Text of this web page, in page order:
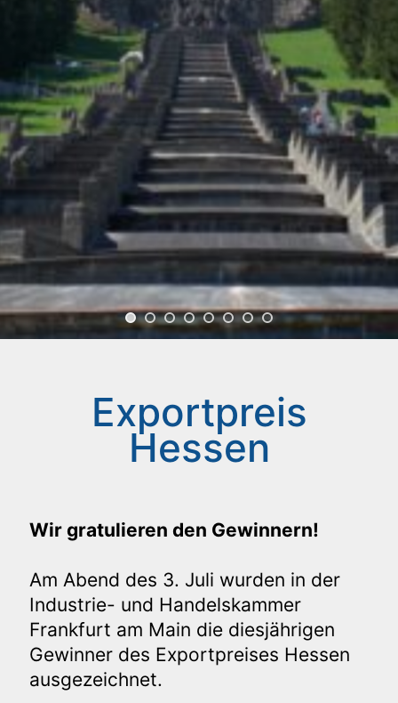
Exportpreis
Hessen
Wir gratulieren den Gewinnern!
Am Abend des 3. Juli wurden in der
Industrie- und Handelskammer
Frankfurt am Main die diesjährigen
Gewinner des Exportpreises Hessen
ausgezeichnet.